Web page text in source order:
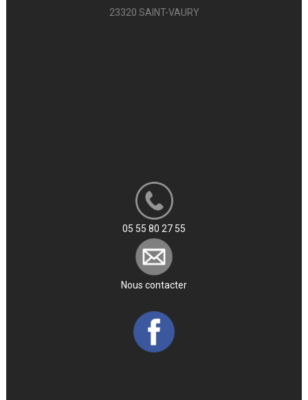
23320 SAINT-VAURY
05 55 80 27 55
Nous contacter